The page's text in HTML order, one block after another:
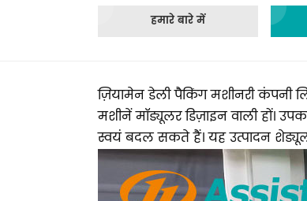
हमारे बारे में
ज़ियामेन डेली पैकिंग मशीनरी कंपनी
मशीनें मॉड्यूलर डिज़ाइन वाली हों।
स्वयं बदल सकते हैं। यह उत्पादन